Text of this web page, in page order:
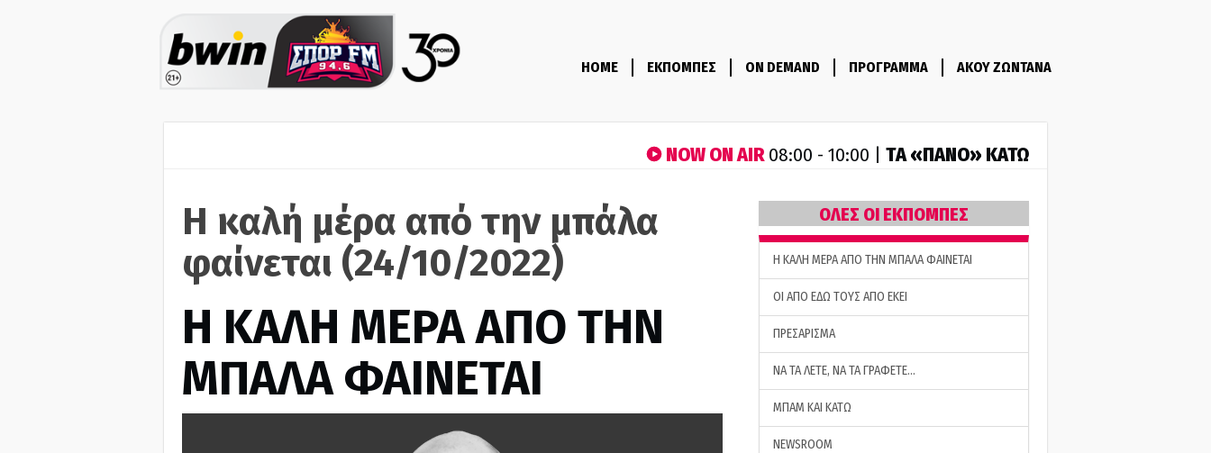
HOME ΕΚΠΟΜΠΕΣ ON DEMAND ΠΡΟΓΡΑΜΜΑ ΑΚΟΥ ΖΩΝΤΑΝΑ
NOW ON AIR08:00 - 10:00 | ΤA «ΠΑΝΟ» ΚΑΤΩ
Η καλή μέρα από την μπάλα
φαίνεται (24/10/2022)
H ΚΑΛΗ ΜΕΡΑ ΑΠΟ ΤΗΝ
ΜΠΑΛΑ ΦΑΙΝΕΤΑΙ
ΟΛΕΣ ΟΙ ΕΚΠΟΜΠΕΣ
H ΚΑΛΗ ΜΕΡΑ ΑΠΟ ΤΗΝ ΜΠΑΛΑ ΦΑΙΝΕΤΑΙ
ΟΙ ΑΠΟ ΕΔΩ ΤΟΥΣ ΑΠΟ ΕΚΕΙ
ΠΡΕΣΑΡΙΣΜΑ
ΝΑ ΤΑ ΛΕΤΕ, ΝΑ ΤΑ ΓΡΑΦΕΤΕ…
ΜΠΑΜ ΚΑΙ ΚΑΤΩ
NEWSROOM